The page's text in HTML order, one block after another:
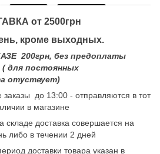
от 2500грн
кроме выходных.
200грн, без предоплаты
для постоянных
отуствует)
до 13:00 - отправляются в тот
в магазине
складе доставка совершается на
либо в течении 2 дней
доставки товара указан в